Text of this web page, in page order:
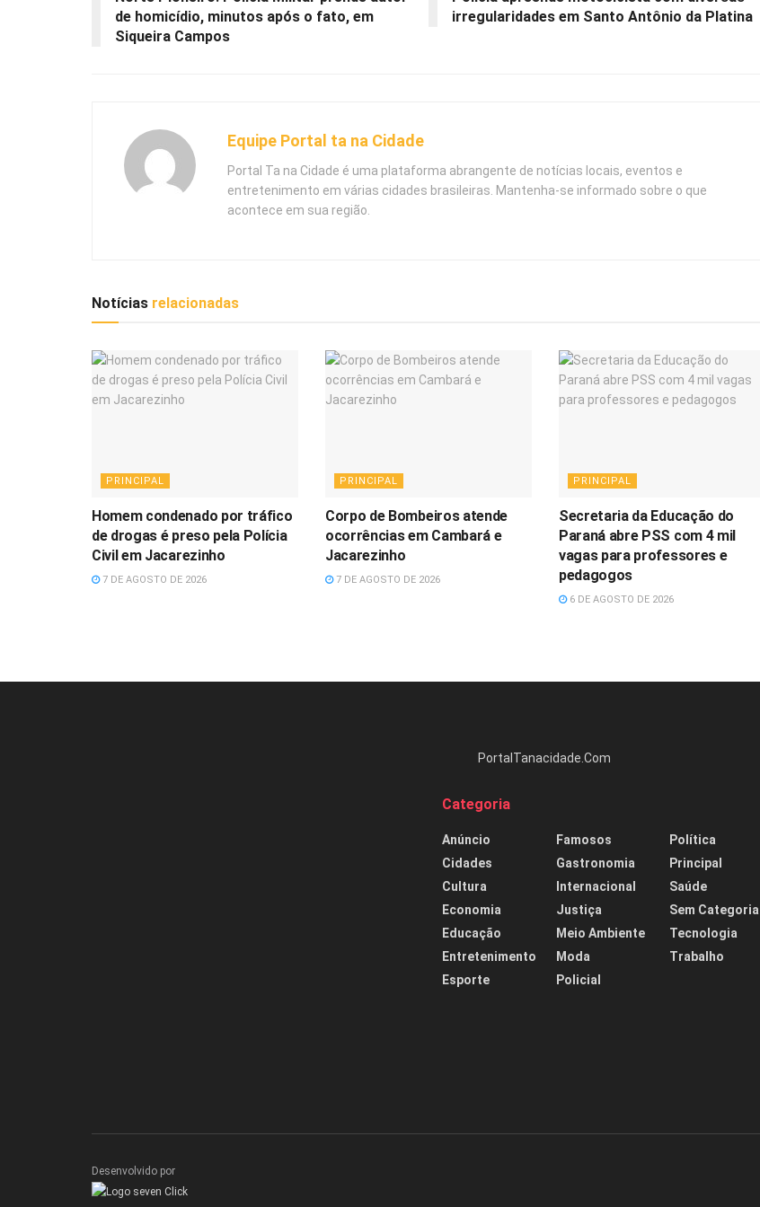
de homicídio, minutos após o fato, em
Siqueira Campos
irregularidades em Santo Antônio da Platina
Equipe Portal ta na Cidade
Portal Ta na Cidade é uma plataforma abrangente de notícias locais, eventos e
entretenimento em várias cidades brasileiras. Mantenha-se informado sobre o que
acontece em sua região.
Notícias relacionadas
PRINCIPAL
Homem condenado por tráfico
de drogas é preso pela Polícia
Civil em Jacarezinho
7 DE AGOSTO DE 2026
PRINCIPAL
Corpo de Bombeiros atende
ocorrências em Cambará e
Jacarezinho
7 DE AGOSTO DE 2026
PRINCIPAL
Secretaria da Educação do
Paraná abre PSS com 4 mil
vagas para professores e
pedagogos
6 DE AGOSTO DE 2026
PortalTanacidade.Com
Categoria
Anúncio
Cidades
Cultura
Economia
Educação
Entretenimento
Esporte
Famosos
Gastronomia
Internacional
Justiça
Meio Ambiente
Moda
Policial
Política
Principal
Saúde
Sem Categoria
Tecnologia
Trabalho
Desenvolvido por